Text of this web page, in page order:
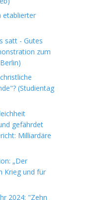
etablierter
satt - Gutes
zum
(Studientag
gefährdet
Milliardäre
„Der
Krieg und für
2024: "Zehn